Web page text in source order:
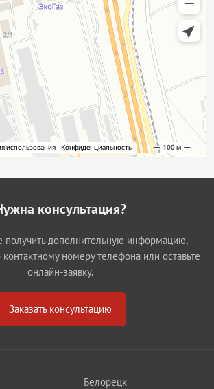
консультация?
получить дополнительную информацию,
номеру телефона или оставьте
онлайн-заявку.
Заказать консультацию
Белорецк